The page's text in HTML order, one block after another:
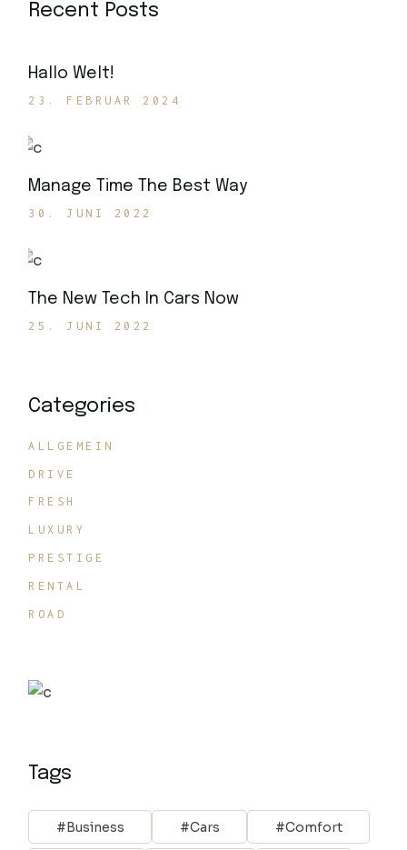
Recent Posts
Hallo Welt!
23. FEBRUAR 2024
Manage Time The Best Way
30. JUNI 2022
The New Tech In Cars Now
25. JUNI 2022
Categories
ALLGEMEIN
DRIVE
FRESH
LUXURY
PRESTIGE
RENTAL
ROAD
Tags
Business Cars Comfort